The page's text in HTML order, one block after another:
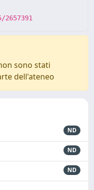
sono stati
dell'ateneo
ND
ND
ND